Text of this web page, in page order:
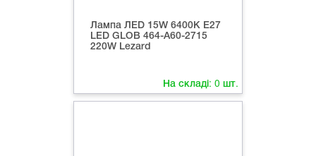
Лампа ЛED 15W 6400К Е27
LED GLOB 464-А60-2715
220W Lezard
На складі: 0 шт.